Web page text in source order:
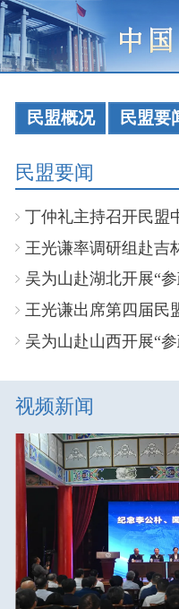
民盟概况 民盟要
民盟要闻
丁仲礼主持召开民盟
王光谦率调研组赴吉
吴为山赴湖北开展“
王光谦出席第四届民
吴为山赴山西开展“
视频新闻